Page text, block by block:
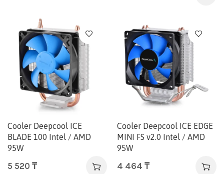
Cooler Deepcool ICE
BLADE 100 Intel / AMD
95W
5 520 ₸
Cooler Deepcool ICE EDGE
MINI FS v2.0 Intel / AMD
95W
4 464 ₸